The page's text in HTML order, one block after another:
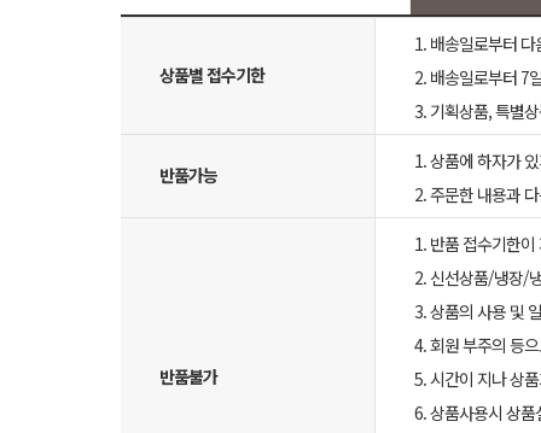
상품별 접수기한
1. 배송일로부터
2. 배송일로부터 7
3. 기획상품, 특별
반품가능
1. 상품에 하자가
2. 주문한 내용과
반품불가
1. 반품 접수기한이
2. 신선상품/냉장/
3. 상품의 사용 및
4. 회원 부주의 등
5. 시간이 지나 상
6. 상품사용시 상